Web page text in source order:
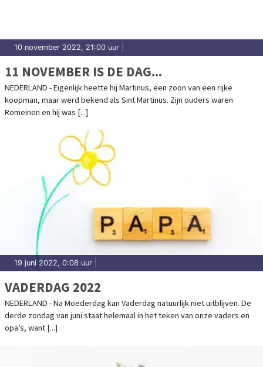
10 november 2022, 21:00 uur
11 NOVEMBER IS DE DAG...
NEDERLAND - Eigenlijk heette hij Martinus, een zoon van een rijke
koopman, maar werd bekend als Sint Martinus. Zijn ouders waren
Romeinen en hij was [...]
19 juni 2022, 0:08 uur
VADERDAG 2022
NEDERLAND - Na Moederdag kan Vaderdag natuurlijk niet uitblijven. De
derde zondag van juni staat helemaal in het teken van onze vaders en
opa’s, want [...]